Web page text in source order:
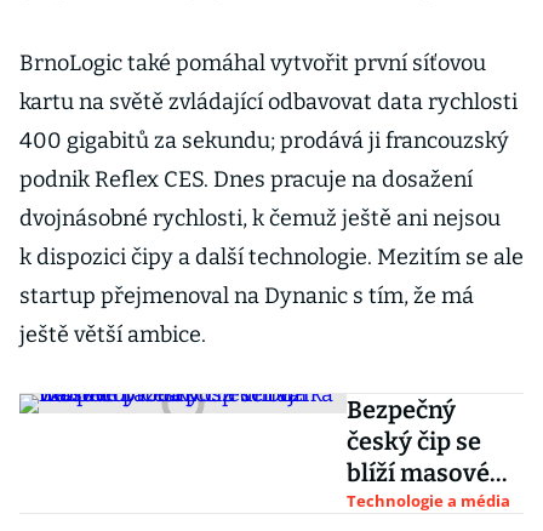
BrnoLogic také pomáhal vytvořit první síťovou
kartu na světě zvládající odbavovat data rychlosti
400 gigabitů za sekundu; prodává ji francouzský
podnik Reflex CES. Dnes pracuje na dosažení
dvojnásobné rychlosti, k čemuž ještě ani nejsou
k dispozici čipy a další technologie. Mezitím se ale
startup přejmenoval na Dynanic s tím, že má
ještě větší ambice.
Bezpečný
český čip se
blíží masové
produkci. Z
Technologie a média